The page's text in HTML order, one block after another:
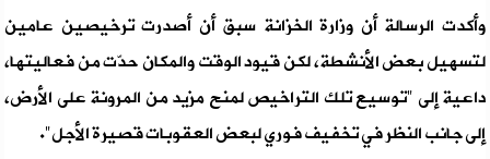
وأكدت الرسالة أن وزارة الخزانة سبق أن أصدرت ترخيصين عامين
لتسهيل بعض الأنشطة، لكن قيود الوقت والمكان حدّت من فعاليتها،
داعية إلى "توسيع تلك التراخيص لمنح مزيد من المرونة على الأرض،
إلى جانب النظر في تخفيف فوري لبعض العقوبات قصيرة الأجل".